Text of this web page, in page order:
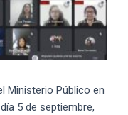
Ministerio Público en
5 de septiembre,